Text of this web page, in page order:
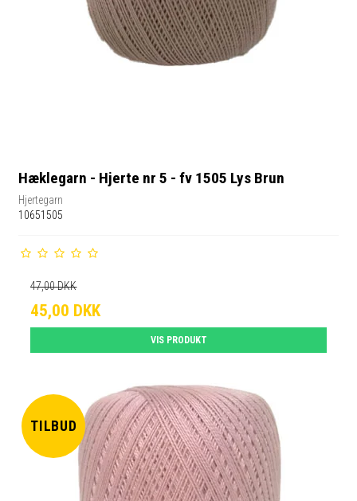
Hæklegarn - Hjerte nr 5 - fv 1505 Lys Brun
Hjertegarn
10651505
47,00 DKK
45,00 DKK
VIS PRODUKT
TILBUD